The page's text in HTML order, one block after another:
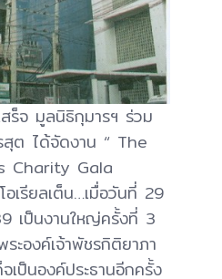
สร็จ มูลนิธิกุมารฯ ร่วม
ต ได้จัดงาน “ The
Charity Gala
เรียลเต็น…เมื่อวันที่ 29
เป็นงานใหญ่ครั้งที่ 3
ระองค์เจ้าพัชรกิติยาภา
เป็นองค์ประธานอีกครั้ง